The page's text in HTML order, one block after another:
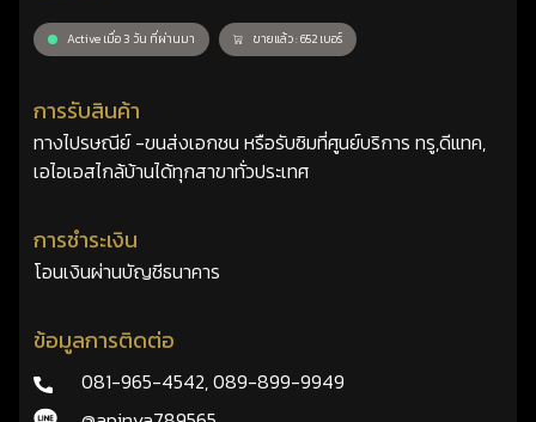
Active เมื่อ 3 วัน ที่ผ่านมา ขายแล้ว : 652 เบอร์
การรับสินค้า
ทางไปรษณีย์ -ขนส่งเอกชน หรือรับซิมที่ศูนย์บริการ ทรู,ดีแทค,
เอไอเอสไกล้บ้านได้ทุกสาขาทั่วประเทศ
การชำระเงิน
โอนเงินผ่านบัญชีธนาคาร
ข้อมูลการติดต่อ
081-965-4542,089-899-9949